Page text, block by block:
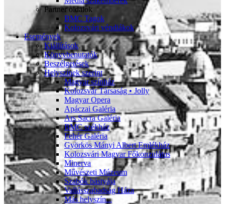
Partner oldalok
BMC Tagok
Kolozsvári véndiákok
Események
Kiállítások
Könyvbenutatók
Beszélgetések
Helyszínek szerint
Magyar színház
Kolozsvár Társaság • Jolly
Magyar Opera
Apáczai Galéria
Ars Sacra Galéria
BMC székház
Fehér Galéria
Györkös Mányi Albert Emlékház
Kolozsvári Magyar Főkonzulátus
Minerva
Művészeti Múzeum
Szabók bástyája
Vallásszabadság Háza
Más helyszín...